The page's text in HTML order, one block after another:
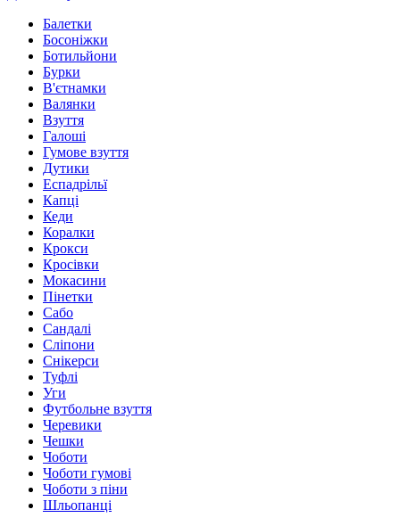
Балетки
Босоніжки
Ботильйони
Бурки
В'єтнамки
Валянки
Взуття
Галоші
Гумове взуття
Дутики
Еспадрільї
Капці
Кеди
Коралки
Крокси
Кросівки
Мокасини
Пінетки
Сабо
Сандалі
Сліпони
Снікерси
Туфлі
Уги
Футбольне взуття
Черевики
Чешки
Чоботи
Чоботи гумові
Чоботи з піни
Шльопанці